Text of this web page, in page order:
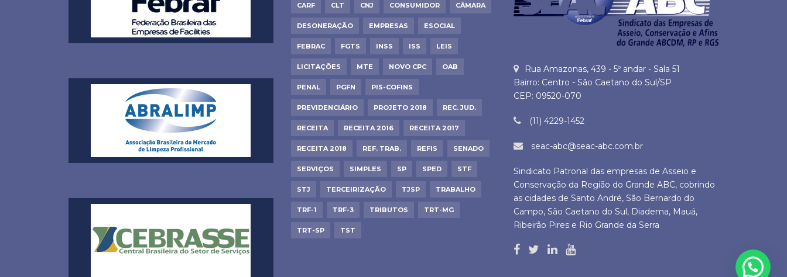
CARF CLT CNJ CONSUMIDOR CÂMARA
DESONERAÇÃO EMPRESAS ESOCIAL
FEBRAC FGTS INSS ISS LEIS
LICITAÇÕES MTE NOVO CPC OAB
PENAL PGFN PIS-COFINS
PREVIDENCIÁRIO PROJETO 2018 REC. JUD.
RECEITA RECEITA 2016 RECEITA 2017
RECEITA 2018 REF. TRAB. REFIS SENADO
SERVIÇOS SIMPLES SP SPED STF
STJ TERCEIRIZAÇÃO TJSP TRABALHO
TRF-1 TRF-3 TRIBUTOS TRT-MG
TRT-SP TST
Rua Amazonas, 439 - 5º andar - Sala 51
Bairro: Centro - São Caetano do Sul/SP
CEP: 09520-070
(11) 4229-1452
seac-abc@seac-abc.com.br
Sindicato Patronal das empresas de Asseio e
Conservação da Região do Grande ABC, cobrindo
as cidades de Santo André, São Bernardo do
Campo, São Caetano do Sul, Diadema, Mauá,
Ribeirão Pires e Rio Grande da Serra